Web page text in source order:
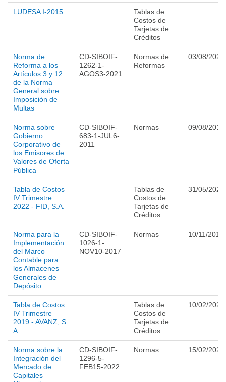
LUDESA I-2015
Tablas de
Costos de
Tarjetas de
Créditos
Norma de
Reforma a los
Artículos 3 y 12
de la Norma
General sobre
Imposición de
Multas
CD-SIBOIF-
1262-1-
AGOS3-2021
Normas de
Reformas
03/08/2021
Norma sobre
Gobierno
Corporativo de
los Emisores de
Valores de Oferta
Pública
CD-SIBOIF-
683-1-JUL6-
2011
Normas 09/08/2011
Tabla de Costos
IV Trimestre
2022 - FID, S.A.
Tablas de
Costos de
Tarjetas de
Créditos
31/05/2023
Norma para la
Implementación
del Marco
Contable para
los Almacenes
Generales de
Depósito
CD-SIBOIF-
1026-1-
NOV10-2017
Normas 10/11/2017
Tabla de Costos
IV Trimestre
2019 - AVANZ, S.
A.
Tablas de
Costos de
Tarjetas de
Créditos
10/02/2020
Norma sobre la
Integración del
Mercado de
Capitales
CD-SIBOIF-
1296-5-
FEB15-2022
Normas 15/02/2022